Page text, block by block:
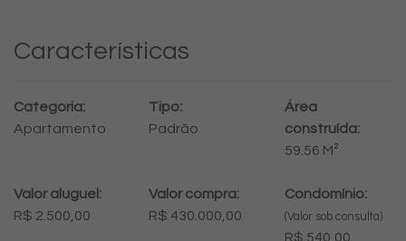
Características
Categoria:
Apartamento
Tipo:
Padrão
Área
construída:
59.56 M²
Valor aluguel:
R$ 2.500,00
Valor compra:
R$ 430.000,00
Condomínio:
(Valor sob consulta)
R$ 540,00